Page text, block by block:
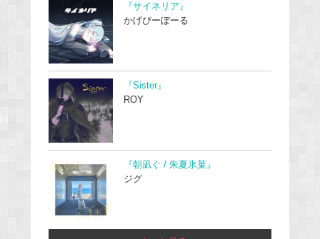
『サイネリア』
かげぴーぼーる
『Sister』
ROY
『朝凪ぐ / 朱夏氷菓』
ジグ